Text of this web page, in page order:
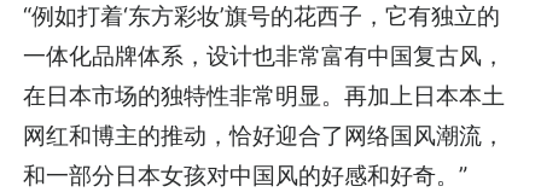
“例如打着‘东方彩妆’旗号的花西子，它有独立的
一体化品牌体系，设计也非常富有中国复古风，
在日本市场的独特性非常明显。再加上日本本土
网红和博主的推动，恰好迎合了网络国风潮流，
和一部分日本女孩对中国风的好感和好奇。”